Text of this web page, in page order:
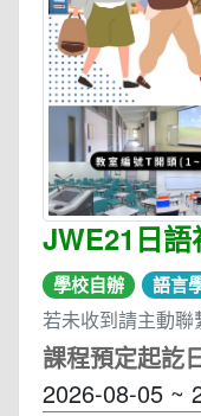
JWE21日
學校自辦 語言
若未收到請主動聯
課程預定起訖
2026-08-05 ~